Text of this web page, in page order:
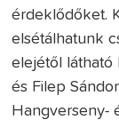
érdeklődőket.
elsétálhatunk
elejétől látható
és Filep
Hangverseny-